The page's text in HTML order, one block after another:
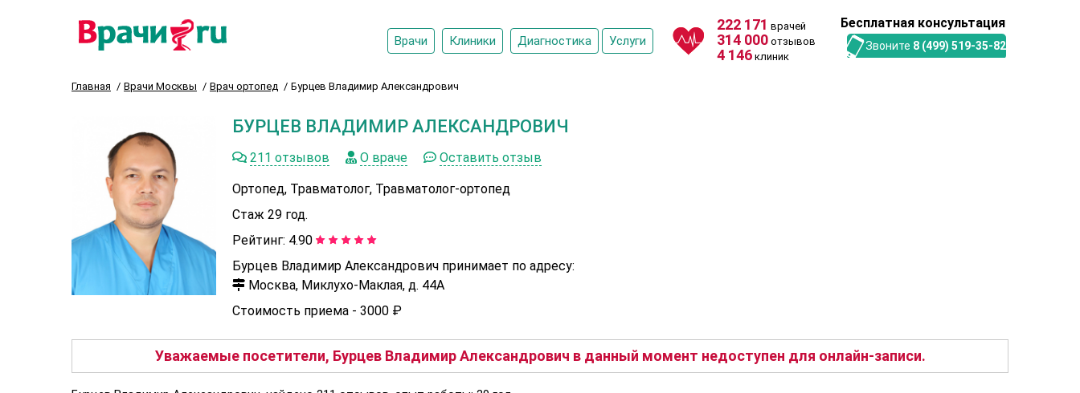
Врачи Клиники Диагностика Услуги
222 171 врачей
314 000 отзывов
4 146 клиник
Бесплатная консультация
Звоните 8 (499) 519-35-82
Главная Врачи Москвы Врач ортопед Бурцев Владимир Александрович
БУРЦЕВ ВЛАДИМИР АЛЕКСАНДРОВИЧ
211 отзывов О враче Оставить отзыв
Ортопед, Травматолог, Травматолог-ортопед
Стаж 29 год.
Рейтинг: 4.90
Бурцев Владимир Александрович принимает по адресу:
Москва, Миклухо-Маклая, д. 44А
Стоимость приема - 3000 ₽
Уважаемые посетители, Бурцев Владимир Александрович в данный момент недоступен для онлайн-записи.